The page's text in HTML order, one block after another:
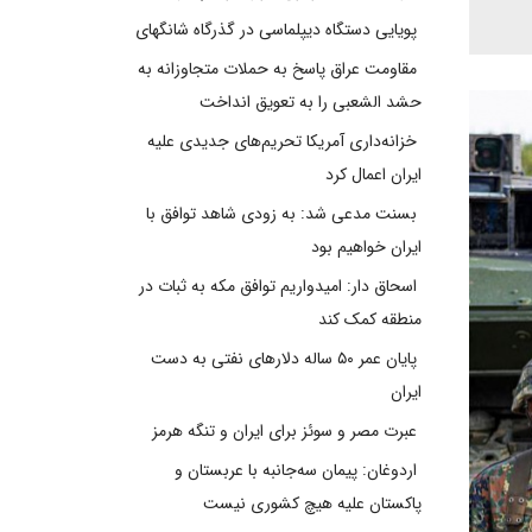
پویایی دستگاه دیپلماسی در گذرگاه شانگهای
مقاومت عراق پاسخ به حملات متجاوزانه به
حشد الشعبی را به تعویق انداخت
خزانه‌داری آمریکا تحریم‌های جدیدی علیه
ایران اعمال کرد
بسنت مدعی شد: به زودی شاهد توافق با
ایران خواهیم بود
اسحاق دار: امیدواریم توافق مکه به ثبات در
منطقه کمک کند
پایان عمر ۵۰ ساله دلارهای نفتی به دست
ایران
عبرت مصر و سوئز برای ایران و تنگه هرمز
اردوغان: پیمان سه‌جانبه با عربستان و
پاکستان علیه هیچ کشوری نیست